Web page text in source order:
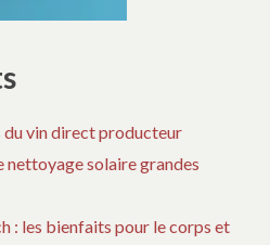
du vin direct producteur
nettoyage solaire grandes
: les bienfaits pour le corps et